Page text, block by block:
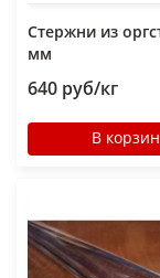
Стержни из
мм
640 руб/кг
В